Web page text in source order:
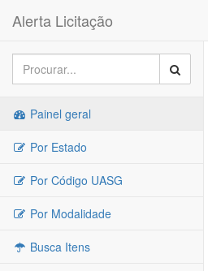
Alerta Licitação
Painel geral
Por Estado
Por Código UASG
Por Modalidade
Busca Itens